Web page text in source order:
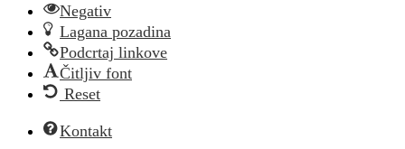
Negativ
Lagana pozadina
Podcrtaj linkove
Čitljiv font
Reset
Kontakt